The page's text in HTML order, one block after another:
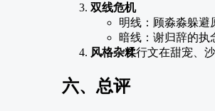
双线危机
明线：顾淼淼躲避
暗线：谢归辞的执
风格杂糅行文在甜宠、
六、总评